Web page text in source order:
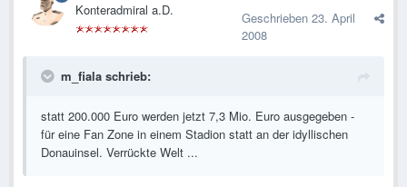
Konteradmiral a.D. Geschrieben 23. April
2008
m_fiala schrieb:
statt 200.000 Euro werden jetzt 7,3 Mio. Euro ausgegeben -
für eine Fan Zone in einem Stadion statt an der idyllischen
Donauinsel. Verrückte Welt ...